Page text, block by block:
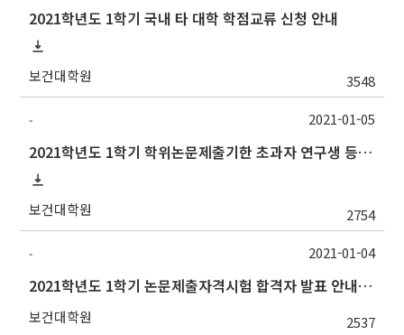
2021학년도 1학기 국내 타 대학 학점교류 신청 안내
보건대학원 3548
-
2021학년도 1학기 학위논문제출기한 초과자 연구생 등록 신청 안내
보건대학원 2754
2021-01-05
-
2021학년도 1학기 논문제출자격시험 합격자 발표 안내(1/4 오후)
보건대학원 2537
2021-01-04